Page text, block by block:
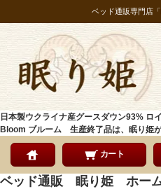
ベッド通販専門店
日本製ウクライナ産グースダウン93% ロ
Bloom ブルーム 生産終了品は、眠り姫
カート
ベッド通販 眠り姫 ホー